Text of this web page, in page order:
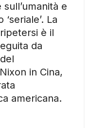
e
La
è il
da
in Cina,
americana.